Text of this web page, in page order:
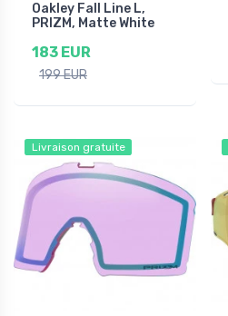
Oakley Fall Line L,
PRIZM, Matte White
183 EUR
199 EUR
Livraison gratuite